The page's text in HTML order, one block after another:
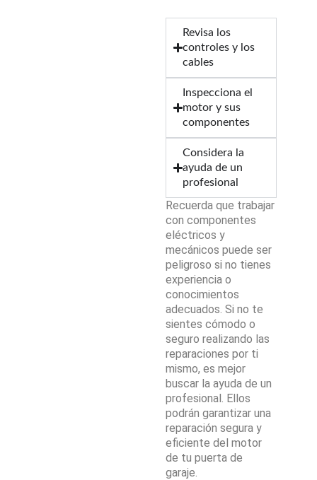
Revisa los
controles y los
cables
Inspecciona el
motor y sus
componentes
Considera la
ayuda de un
profesional
Recuerda que trabajar
con componentes
eléctricos y
mecánicos puede ser
peligroso si no tienes
experiencia o
conocimientos
adecuados. Si no te
sientes cómodo o
seguro realizando las
reparaciones por ti
mismo, es mejor
buscar la ayuda de un
profesional. Ellos
podrán garantizar una
reparación segura y
eficiente del motor
de tu puerta de
garaje.